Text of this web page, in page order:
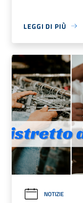
LEGGI DI PIÙ
NOTIZIE